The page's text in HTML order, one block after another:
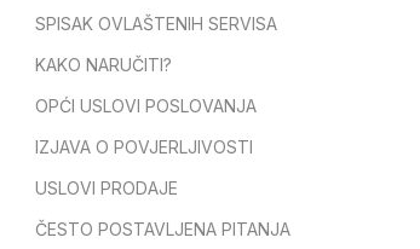
SPISAK OVLAŠTENIH SERVISA
KAKO NARUČITI?
OPĆI USLOVI POSLOVANJA
IZJAVA O POVJERLJIVOSTI
USLOVI PRODAJE
ČESTO POSTAVLJENA PITANJA